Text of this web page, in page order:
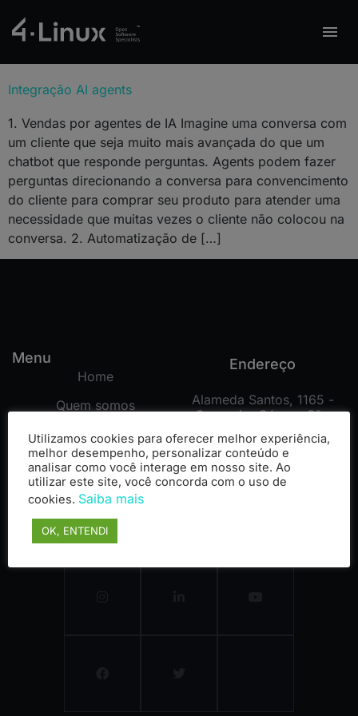
Integração AI agents
1. Vendas por agentes de IA Imagine uma conversa com
um cliente que seja muito mais avançada do que um
chatbot que responde perguntas. Agents podem fazer
perguntas direcionando a conversa para convencimento
do cliente para comprar seu produto para atender uma
necessidade que muitas vezes o cliente não colocou na
conversa. 2. Automatização de […]
Menu
Home
Quem somos
Contato
Clientes
Especialidades
Tecnologias
Endereço
Alameda Santos, 1165 -
Cerqueira César - São
Paulo/SP - CEP 01419-002
(11) 2125-4747
(11) 2125-4748
Utilizamos cookies para oferecer melhor experiência,
melhor desempenho, personalizar conteúdo e
analisar como você interage em nosso site. Ao
utilizar este site, você concorda com o uso de
cookies. Saiba mais
OK, ENTENDI